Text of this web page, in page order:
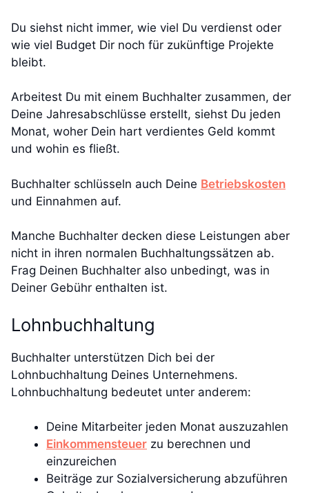
Du siehst nicht immer, wie viel Du verdienst oder
wie viel Budget Dir noch für zukünftige Projekte
bleibt.
Arbeitest Du mit einem Buchhalter zusammen, der
Deine Jahresabschlüsse erstellt, siehst Du jeden
Monat, woher Dein hart verdientes Geld kommt
und wohin es fließt.
Buchhalter schlüsseln auch Deine Betriebskosten
und Einnahmen auf.
Manche Buchhalter decken diese Leistungen aber
nicht in ihren normalen Buchhaltungssätzen ab.
Frag Deinen Buchhalter also unbedingt, was in
Deiner Gebühr enthalten ist.
Lohnbuchhaltung
Buchhalter unterstützen Dich bei der
Lohnbuchhaltung Deines Unternehmens.
Lohnbuchhaltung bedeutet unter anderem:
Deine Mitarbeiter jeden Monat auszuzahlen
Einkommensteuer zu berechnen und
einzureichen
Beiträge zur Sozialversicherung abzuführen